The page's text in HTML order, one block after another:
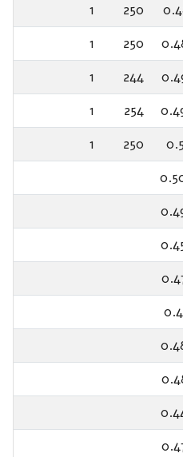
250
1
250
1
244
1
254
1
250
1